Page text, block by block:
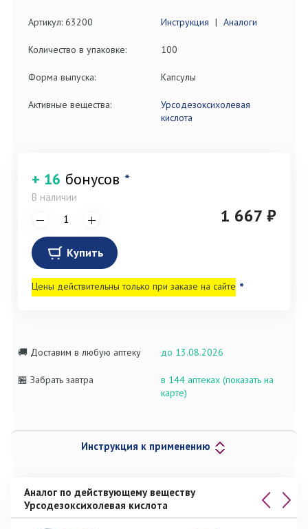
Артикул: 63200 Инструкция | Аналоги
Количество в упаковке: 100
Форма выпуска: Капсулы
Активные вещества:
Урсодезоксихолевая
кислота
+ 16 бонусов *
В наличии
1 667 ₽
Купить
Цены действительны только при заказе на сайте *
🚚 Доставим в любую аптеку до 13.08.2026
🏪 Забрать завтра
в 144 аптеках (показать на
карте)
Инструкция к применению
Аналог по действующему веществу
Урсодезоксихолевая кислота